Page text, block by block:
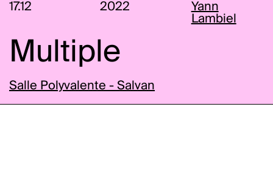
17.12 2022
Yann
Lambiel
Multiple
Salle Polyvalente - Salvan